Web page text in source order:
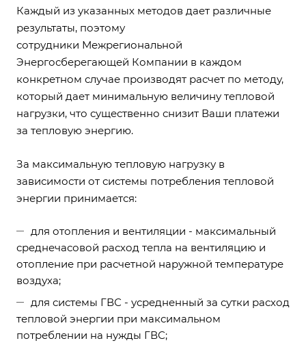
Каждый из указанных методов дает различные
результаты, поэтому
сотрудники Межрегиональной
Энергосберегающей Компании в каждом
конкретном случае производят расчет по методу,
который дает минимальную величину тепловой
нагрузки, что существенно снизит Ваши платежи
за тепловую энергию.
За максимальную тепловую нагрузку в
зависимости от системы потребления тепловой
энергии принимается:
для отопления и вентиляции - максимальный
среднечасовой расход тепла на вентиляцию и
отопление при расчетной наружной температуре
воздуха;
для системы ГВС - усредненный за сутки расход
тепловой энергии при максимальном
потреблении на нужды ГВС;